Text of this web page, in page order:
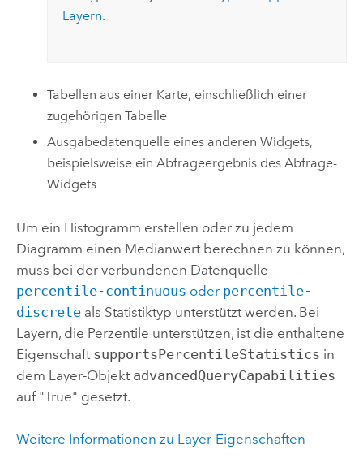
Layern.
Tabellen aus einer Karte, einschließlich einer
zugehörigen Tabelle
Ausgabedatenquelle eines anderen Widgets,
beispielsweise ein Abfrageergebnis des Abfrage-
Widgets
Um ein Histogramm erstellen oder zu jedem
Diagramm einen Medianwert berechnen zu können,
muss bei der verbundenen Datenquelle
percentile-continuous oder percentile-
discreteals Statistiktyp unterstützt werden. Bei
Layern, die Perzentile unterstützen, ist die enthaltene
Eigenschaft supportsPercentileStatistics in
dem Layer-Objekt advancedQueryCapabilities
auf "True" gesetzt.
Weitere Informationen zu Layer-Eigenschaften